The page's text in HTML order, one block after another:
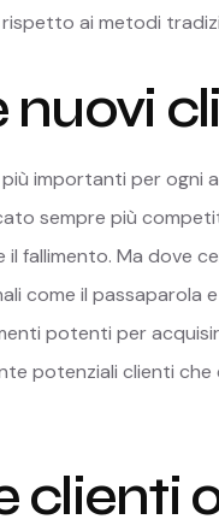
ai metodi
nuovi
importanti per ogni
sempre più
fallimento. Ma dove
come il passaparola
potenti per
potenziali clienti
clienti